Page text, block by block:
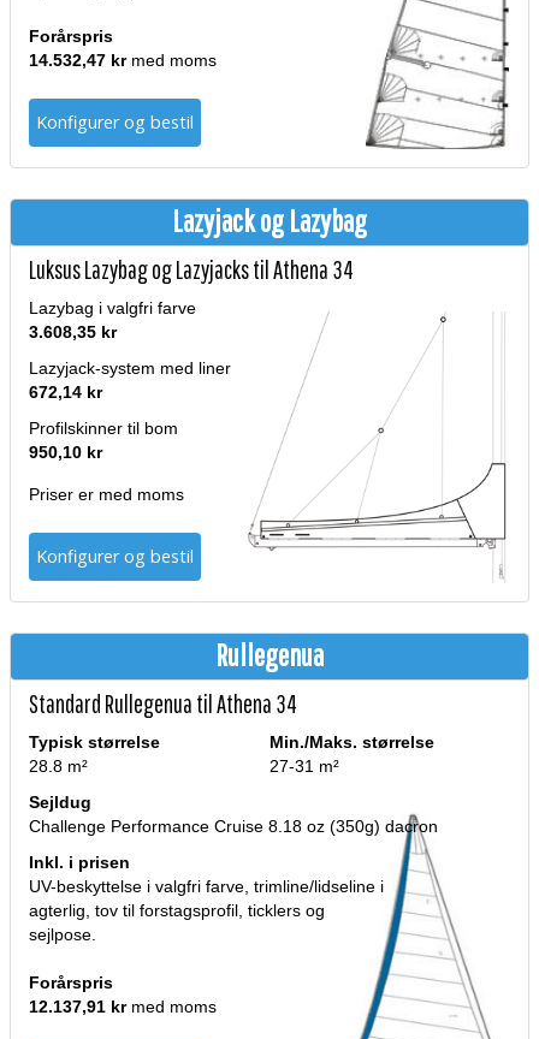
Forårspris
14.532,47 krmed moms
Konfigurer og bestil
Lazyjack og Lazybag
Luksus Lazybag og Lazyjacks til Athena 34
Lazybag i valgfri farve
3.608,35 kr
Lazyjack-system med liner
672,14 kr
Profilskinner til bom
950,10 kr
Priser er med moms
Konfigurer og bestil
Rullegenua
Standard Rullegenua til Athena 34
Typisk størrelse
28.8 m²
Min./Maks. størrelse
27-31 m²
Sejldug
Challenge Performance Cruise 8.18 oz (350g) dacron
Inkl. i prisen
UV-beskyttelse i valgfri farve, trimline/lidseline i
agterlig, tov til forstagsprofil, ticklers og
sejlpose.
Forårspris
12.137,91 krmed moms